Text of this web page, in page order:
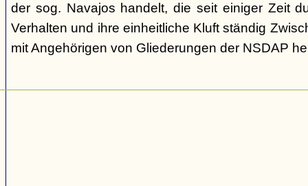
der sog. Navajos handelt, die seit einiger Zeit
Verhalten und ihre einheitliche Kluft ständig
mit Angehörigen von Gliederungen der NSDAP